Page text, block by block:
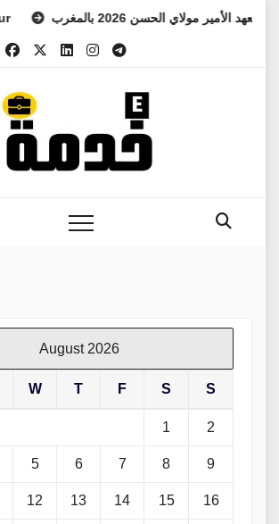
العهد الأمير مولاي الحسن 2026 بالمغرب
August 2026
W T F S S
1 2
5 6 7 8 9
12 13 14 15 16